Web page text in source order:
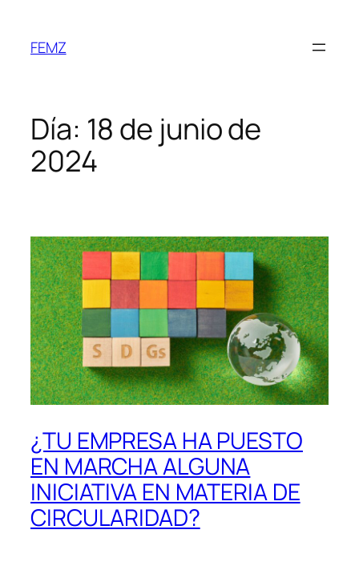
FEMZ
Día: 18 de junio de
2024
¿TU EMPRESA HA PUESTO
EN MARCHA ALGUNA
INICIATIVA EN MATERIA DE
CIRCULARIDAD?